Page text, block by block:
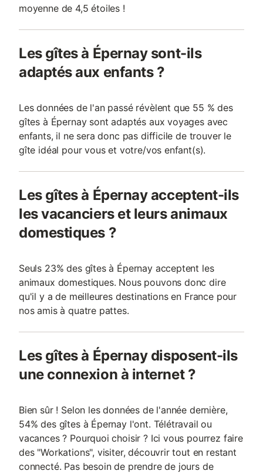
moyenne de 4,5 étoiles !
Les gîtes à Épernay sont-ils
adaptés aux enfants ?
Les données de l'an passé révèlent que 55 % des
gîtes à Épernay sont adaptés aux voyages avec
enfants, il ne sera donc pas difficile de trouver le
gîte idéal pour vous et votre/vos enfant(s).
Les gîtes à Épernay acceptent-ils
les vacanciers et leurs animaux
domestiques ?
Seuls 23% des gîtes à Épernay acceptent les
animaux domestiques. Nous pouvons donc dire
qu'il y a de meilleures destinations en France pour
nos amis à quatre pattes.
Les gîtes à Épernay disposent-ils
une connexion à internet ?
Bien sûr ! Selon les données de l'année dernière,
54% des gîtes à Épernay l'ont. Télétravail ou
vacances ? Pourquoi choisir ? Ici vous pourrez faire
des "Workations", visiter, découvrir tout en restant
connecté. Pas besoin de prendre de jours de